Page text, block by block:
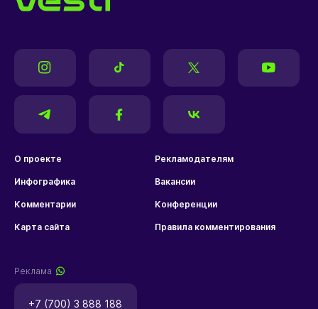
О проекте Рекламодателям
Инфографика Вакансии
Комментарии Конференции
Карта сайта Правила комментирования
Реклама
+7 (700) 3 888 188